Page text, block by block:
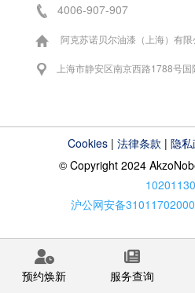
4006-907-907
阿克苏诺贝尔油漆（上海）有限
上海市静安区南京西路1788号
Cookies |法律条款 |隐
© Copyright 2024
沪公网安备
预约焕新 服务查询